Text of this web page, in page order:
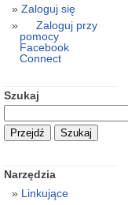
Zaloguj się
Zaloguj przy
pomocy
Facebook
Connect
Szukaj
Narzędzia
Linkujące